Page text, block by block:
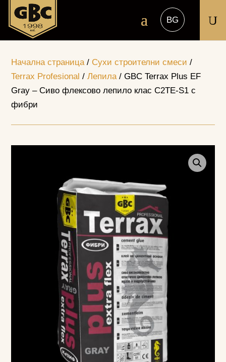
U
Начална страница/ Сухи строителни смеси /
Terrax Profesional /Лепила/ GBC Terrax Plus EF
Grаy – Сиво флексово лепило клас С2TE-S1 с
фибри